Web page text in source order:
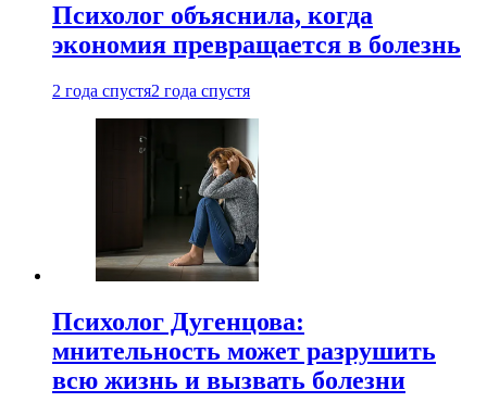
Психолог объяснила, когда
экономия превращается в болезнь
2 года спустя2 года спустя
Психолог Дугенцова:
мнительность может разрушить
всю жизнь и вызвать болезни